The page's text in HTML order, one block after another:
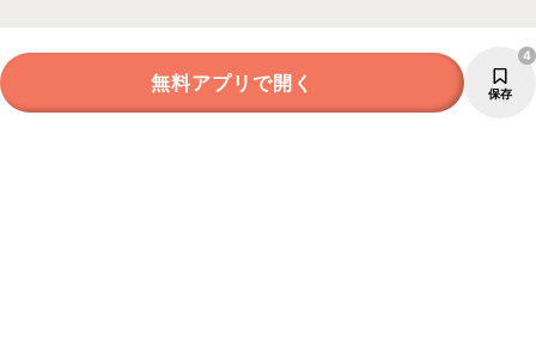
無料アプリで開く 保存
4